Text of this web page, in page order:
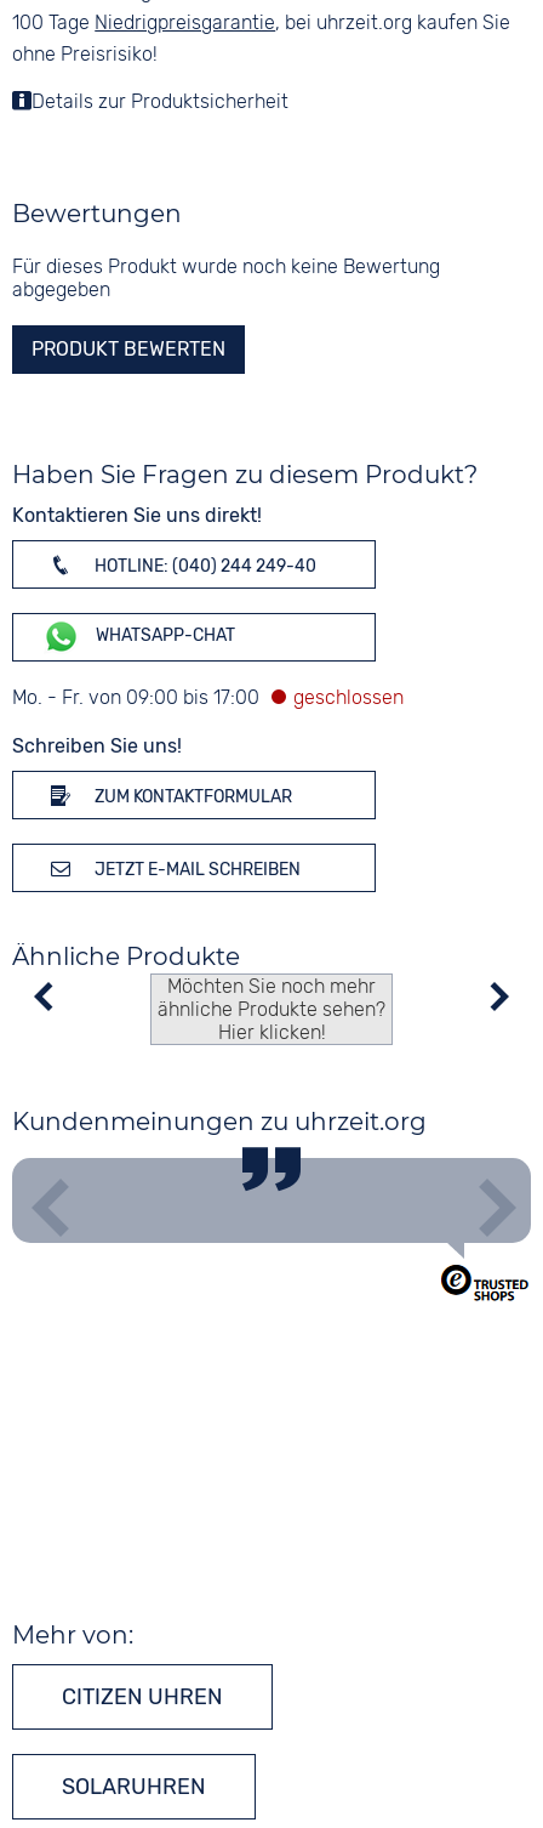
100 Tage Niedrigpreisgarantie, bei uhrzeit.org kaufen Sie
ohne Preisrisiko!
Details zur Produktsicherheit
Bewertungen
Für dieses Produkt wurde noch keine Bewertung
abgegeben
PRODUKT BEWERTEN
Haben Sie Fragen zu diesem Produkt?
Kontaktieren Sie uns direkt!
HOTLINE: (040) 244 249-40
WHATSAPP-CHAT
Mo. - Fr. von 09:00 bis 17:00
Schreiben Sie uns!
ZUM KONTAKTFORMULAR
JETZT E-MAIL SCHREIBEN
Ähnliche Produkte
Möchten Sie noch mehr
ähnliche Produkte sehen?
Hier klicken!
Kundenmeinungen zu uhrzeit.org
Mehr von:
CITIZEN UHREN
SOLARUHREN